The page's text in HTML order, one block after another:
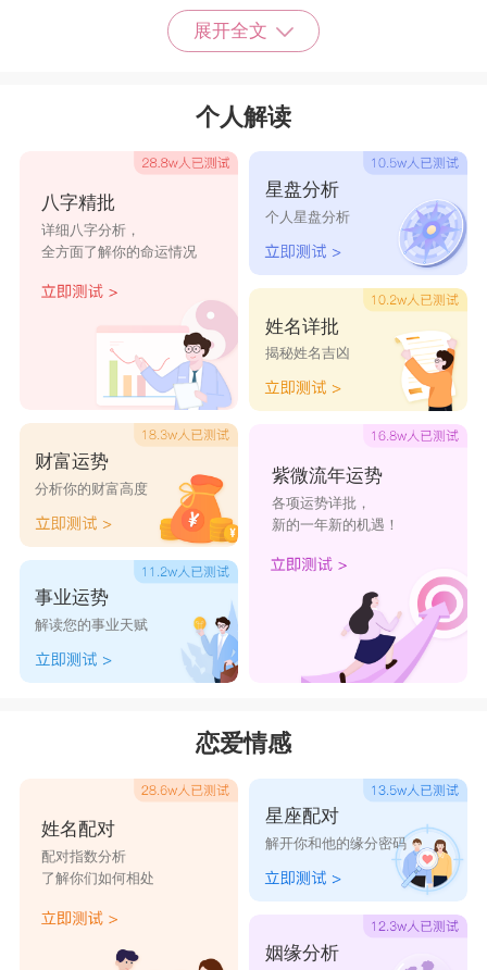
计算机公司名字大全最新
明宜 青梨
富元 旺达
茂洋 倍伟 本克
浩升
朵觅 铭楚
京林 讯茂
盈龙 奕同 银西扬
杉曼 博辰 光广
士富 德集 界威 蓝玛
展开全文
个人解读
八字精批
详细八字分析，
全方面了解你的命运情况
财富运势
分析你的财富高度
事业运势
解读您的事业天赋
星盘分析
个人星盘分析
姓名详批
揭秘姓名吉凶
紫微流年运势
各项运势详批，
新的一年新的机遇！
恋爱情感
姓名配对
配对指数分析
了解你们如何相处
星座配对
解开你和他的缘分密码
姻缘分析